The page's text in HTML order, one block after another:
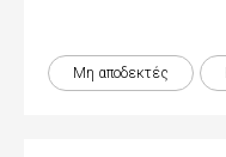
Μη αποδεκτές